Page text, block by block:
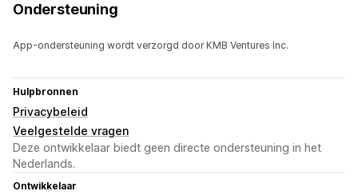
Ondersteuning
App-ondersteuning wordt verzorgd door KMB Ventures Inc.
Hulpbronnen
Privacybeleid
Veelgestelde vragen
Deze ontwikkelaar biedt geen directe ondersteuning in het
Nederlands.
Ontwikkelaar